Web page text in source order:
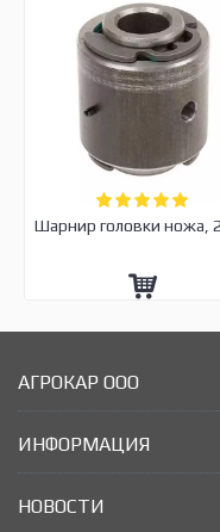
Шарнир головки ножа,
АГРОКАР ООО
ИНФОРМАЦИЯ
НОВОСТИ